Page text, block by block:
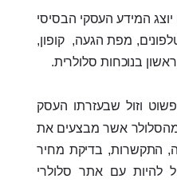
המידע העסקי הבסיסי
מפת הגעה, קופון,
בנוכחות סלולרית.
וזול שבעזרתו העסק
מהסלולר אשר מבצעים את
התקשרות, בדיקת מחיר
להיות עם אתר סלולרי